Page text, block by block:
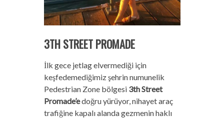
3TH STREET PROMADE
İlk gece jetlag elvermediği için
keşfedemediğimiz şehrin numunelik
Pedestrian Zone bölgesi3th Street
Promade’edoğru yürüyor, nihayet araç
trafiğine kapalı alanda gezmenin haklı